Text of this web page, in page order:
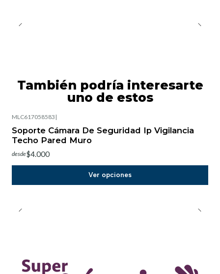
También podría interesarte
uno de estos
MLC617058583 |
Soporte Cámara De Seguridad Ip Vigilancia
Techo Pared Muro
desde$4.000
Ver opciones